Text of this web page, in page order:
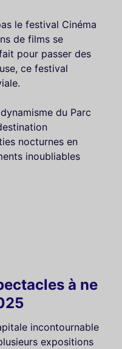
le festival Cinéma
de films se
pour passer des
ce festival
du Parc
nocturnes en
inoubliables
à ne
incontournable
expositions